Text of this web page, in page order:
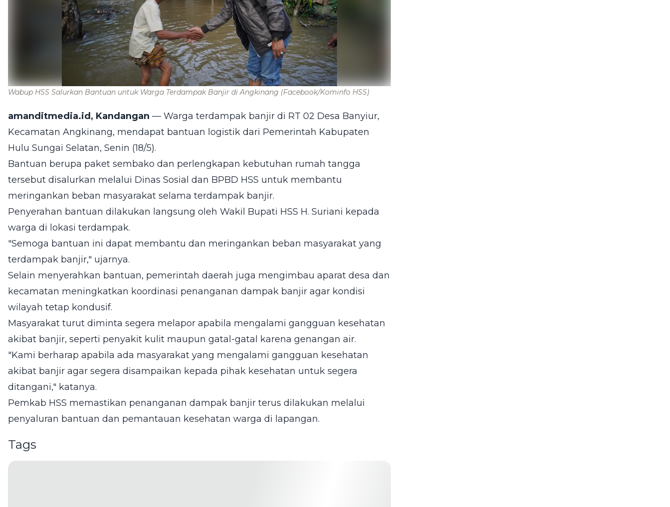
Wabup HSS Salurkan Bantuan untuk Warga Terdampak Banjir di Angkinang (Facebook/Kominfo HSS)
amanditmedia.id, Kandangan — Warga terdampak banjir di RT 02 Desa Banyiur,
Kecamatan Angkinang, mendapat bantuan logistik dari Pemerintah Kabupaten
Hulu Sungai Selatan, Senin (18/5).
Bantuan berupa paket sembako dan perlengkapan kebutuhan rumah tangga
tersebut disalurkan melalui Dinas Sosial dan BPBD HSS untuk membantu
meringankan beban masyarakat selama terdampak banjir.
Penyerahan bantuan dilakukan langsung oleh Wakil Bupati HSS H. Suriani kepada
warga di lokasi terdampak.
"Semoga bantuan ini dapat membantu dan meringankan beban masyarakat yang
terdampak banjir," ujarnya.
Selain menyerahkan bantuan, pemerintah daerah juga mengimbau aparat desa dan
kecamatan meningkatkan koordinasi penanganan dampak banjir agar kondisi
wilayah tetap kondusif.
Masyarakat turut diminta segera melapor apabila mengalami gangguan kesehatan
akibat banjir, seperti penyakit kulit maupun gatal-gatal karena genangan air.
"Kami berharap apabila ada masyarakat yang mengalami gangguan kesehatan
akibat banjir agar segera disampaikan kepada pihak kesehatan untuk segera
ditangani," katanya.
Pemkab HSS memastikan penanganan dampak banjir terus dilakukan melalui
penyaluran bantuan dan pemantauan kesehatan warga di lapangan.
Tags